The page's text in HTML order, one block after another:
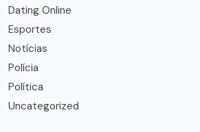
Dating Online
Esportes
Notícias
Polícia
Política
Uncategorized